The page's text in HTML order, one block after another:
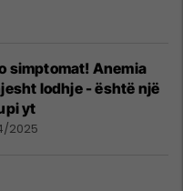
simptomat! Anemia
lodhje - është një
yt
2025